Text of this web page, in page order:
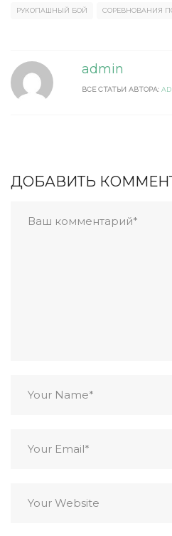
РУКОПАШНЫЙ БОЙ СОРЕВНОВАНИЯ
admin
ВСЕ СТАТЬИ АВТОРА:
ДОБАВИТЬ